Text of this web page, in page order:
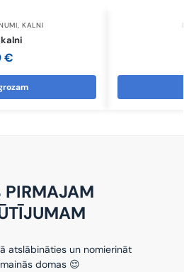
,KALNI
€
atslābināties un nomierināt
domas 😌